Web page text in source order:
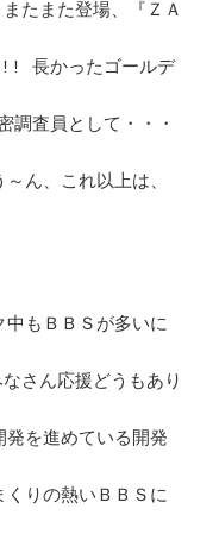
たまた登場、『ＺＡ
!! 長かったゴールデ
査員として・・・
ん、これ以上は、
もＢＢＳが多いに
さん応援どうもあり
を進めている開発
くりの熱いＢＢＳに